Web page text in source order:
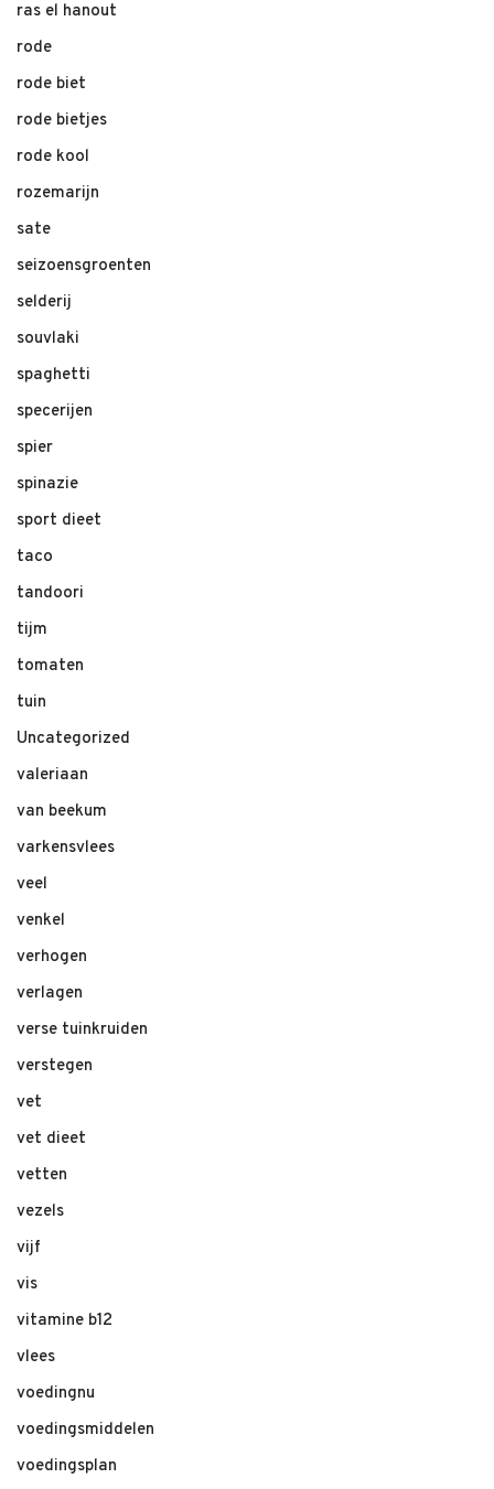
ras el hanout
rode
rode biet
rode bietjes
rode kool
rozemarijn
sate
seizoensgroenten
selderij
souvlaki
spaghetti
specerijen
spier
spinazie
sport dieet
taco
tandoori
tijm
tomaten
tuin
Uncategorized
valeriaan
van beekum
varkensvlees
veel
venkel
verhogen
verlagen
verse tuinkruiden
verstegen
vet
vet dieet
vetten
vezels
vijf
vis
vitamine b12
vlees
voedingnu
voedingsmiddelen
voedingsplan